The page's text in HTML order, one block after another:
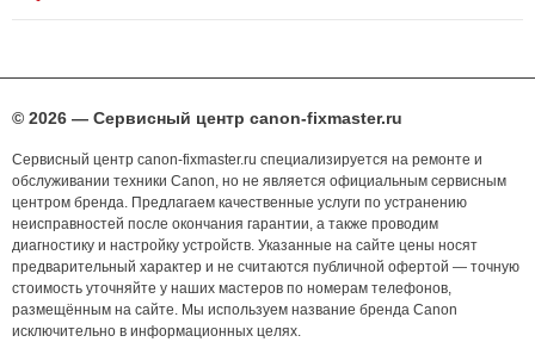
© 2026 — Сервисный центр canon-fixmaster.ru
Сервисный центр canon-fixmaster.ru специализируется на ремонте и
обслуживании техники Canon, но не является официальным сервисным
центром бренда. Предлагаем качественные услуги по устранению
неисправностей после окончания гарантии, а также проводим
диагностику и настройку устройств. Указанные на сайте цены носят
предварительный характер и не считаются публичной офертой — точную
стоимость уточняйте у наших мастеров по номерам телефонов,
размещённым на сайте. Мы используем название бренда Canon
исключительно в информационных целях.